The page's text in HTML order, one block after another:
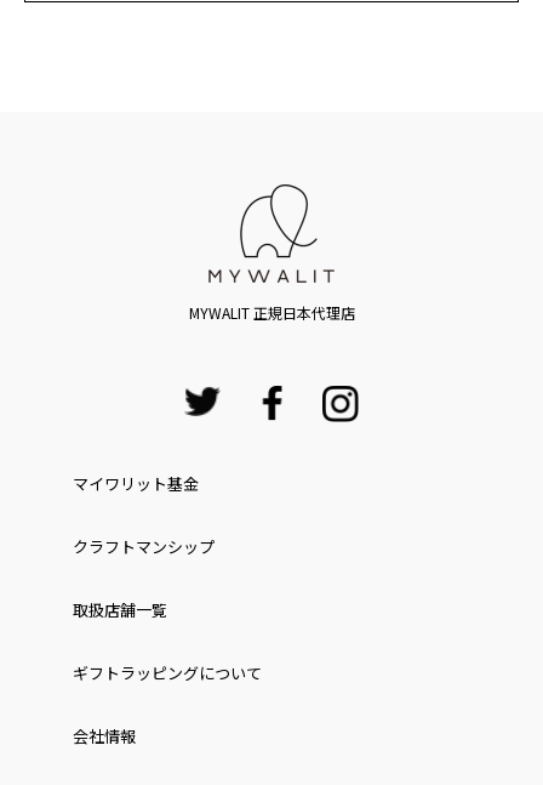
MYWALIT 正規日本代理店
マイワリット基金
クラフトマンシップ
取扱店舗一覧
ギフトラッピングについて
会社情報